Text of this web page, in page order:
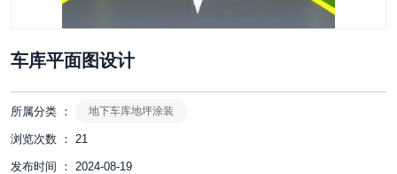
车库平面图设计
所属分类 ： 地下车库地坪涂装
浏览次数 ： 21
发布时间 ： 2024-08-19